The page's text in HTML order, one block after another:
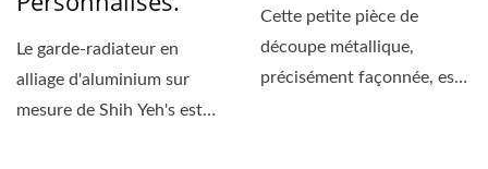
Le garde-radiateur en
alliage d'aluminium sur
mesure de Shih Yeh's est
Cette petite pièce de
découpe métallique,
précisément façonnée, est